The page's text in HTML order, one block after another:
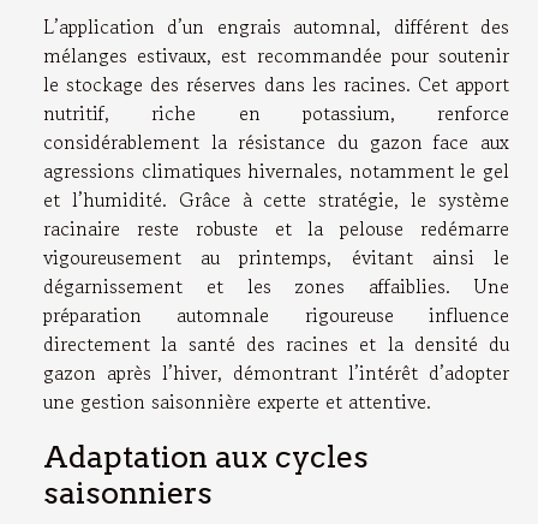
L’application d’un engrais automnal, différent des
mélanges estivaux, est recommandée pour soutenir
le stockage des réserves dans les racines. Cet apport
nutritif, riche en potassium, renforce
considérablement la résistance du gazon face aux
agressions climatiques hivernales, notamment le gel
et l’humidité. Grâce à cette stratégie, le système
racinaire reste robuste et la pelouse redémarre
vigoureusement au printemps, évitant ainsi le
dégarnissement et les zones affaiblies. Une
préparation automnale rigoureuse influence
directement la santé des racines et la densité du
gazon après l’hiver, démontrant l’intérêt d’adopter
une gestion saisonnière experte et attentive.
Adaptation aux cycles
saisonniers